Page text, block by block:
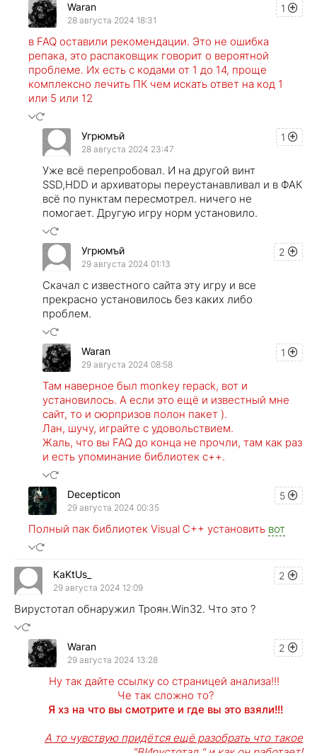
1
Waran
28 августа 2024 18:31
в FAQ оставили рекомендации. Это не ошибка
репака, это распаковщик говорит о вероятной
проблеме. Их есть с кодами от 1 до 14, проще
комплексно лечить ПК чем искать ответ на код 1
или 5 или 12
1
Угрюмъй
28 августа 2024 23:47
Уже всё перепробовал. И на другой винт
SSD,HDD и архиваторы переустанавливал и в ФАК
всё по пунктам пересмотрел. ничего не
помогает. Другую игру норм установило.
2
Угрюмъй
29 августа 2024 01:13
Скачал с известного сайта эту игру и все
прекрасно установилось без каких либо
проблем.
1
Waran
29 августа 2024 08:58
Там наверное был monkey repack, вот и
установилось. А если это ещё и известный мне
сайт, то и сюрпризов полон пакет ).
Лан, шучу, играйте с удовольствием.
Жаль, что вы FAQ до конца не прочли, там как раз
и есть упоминание библиотек с++.
5
Decepticon
29 августа 2024 00:35
Полный пак библиотек Visual C++ установить ​ вот
2
KaKtUs_
29 августа 2024 12:09
Вирустотал обнаружил Троян.Win32. Что это ?
2
Waran
29 августа 2024 13:28
Ну так дайте ссылку со страницей анализа!!!
Че так сложно то?
Я хз на что вы смотрите и где вы это взяли!!!
А то чувствую придётся ещё разобрать что такое